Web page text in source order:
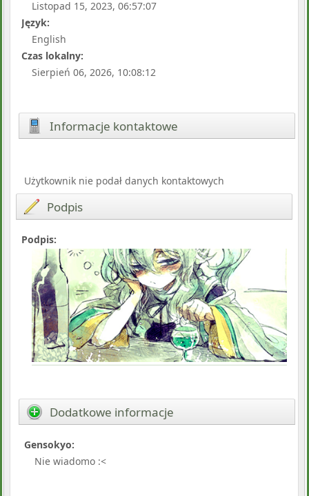
Listopad 15, 2023, 06:57:07
Język:
English
Czas lokalny:
Sierpień 06, 2026, 10:08:12
Informacje kontaktowe
Użytkownik nie podał danych kontaktowych
Podpis
Podpis:
Dodatkowe informacje
Gensokyo:
Nie wiadomo :<